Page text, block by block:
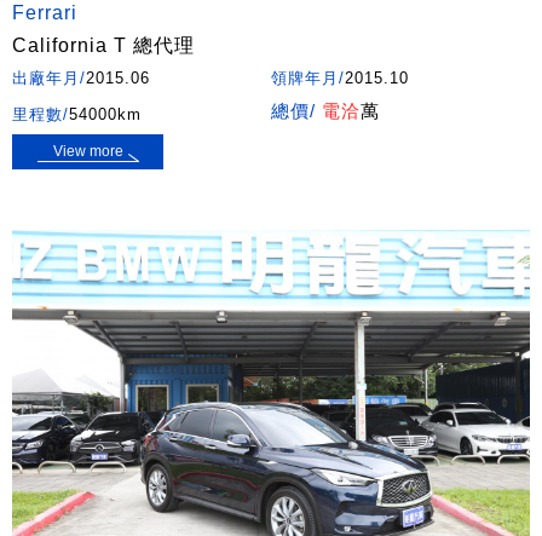
Ferrari
California T 總代理
出廠年月/2015.06 領牌年月/2015.10
里程數/54000km 總價/ 電洽萬
View more